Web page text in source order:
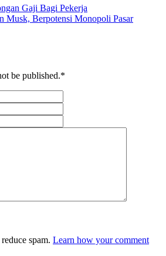
Gaji Bagi Pekerja
Musk, Berpotensi Monopoli Pasar
be published.*
spam. Learn how your comment